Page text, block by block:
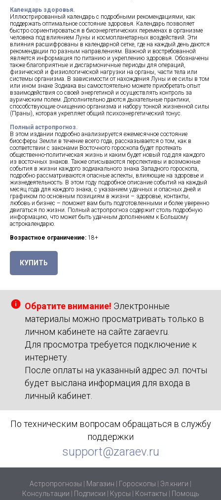
Календарь здоровья.
Иллюстрированный календарь с подробными рекомендациями, как
поддержать оптимальное состояние здоровья. Календарь позволяет
быстро сориентироваться в биоэнергетических переменах в организме
человека под влиянием Луны и космопланетарных воздействий. Эти
влияния расшифрованы в календарной сетке, где на каждый день даются
рекомендации по разным направлениям. Важной и востребованной
является информация по питанию и укреплению здоровья. Обозначены
также благоприятные и дисгармоничные периоды для операций,
физической и физиологической нагрузки на органы, части тела или
системы организма. В зависимости от нахождения Луны и ее силы в том
или ином знаке Зодиака вы самостоятельно можете приобретать опыт
взаимодействия со своей энергетикой и осуществлять контроль за
аурическим полем. Дополнительно даются дыхательные практики,
способствующие очищению организма и набору тонкой жизненной силы
(Праны), которая укрепляет общий психоэнергетический тонус.
Полный астропрогноз.
В этом издании подробно анализируется ежемесячное состояние
биосферы Земли в течение всего года, рассказывается о том, как в
соответствии с законами Восточного гороскопа будет протекать
общественно-политическая жизнь и каким будет новый год для каждого
из восточных знаков. Также описываются перспективы и возможные
события в жизни каждого зодиакального знака Западного гороскопа,
подробно рассматриваются опасные аспекты, влияющие на здоровье и
жизнедеятельность. В этом году подробное описание событий на каждый
месяц года для каждого знака, с указанием удачных и опасных дней и
графиком по основным позициям в жизни – здоровье, контакты,
любовь и бизнес – поможет вам быть подготовленными и более уверенно
двигаться по жизни. Полный астропрогноз содержит столь подробную
информацию, что может быть удачным дополнением к Большому
астрокалендарю.
Возрастное ограничение: 18+
КУПИТЬ
Обратите внимание! Электронные
материалы можно просматривать только в
личном кабинете на сайте zaraev.ru.
Для просмотра требуется подключение к
интернету.
После оплаты на указанный адрес эл. почты
будет выслана информация для входа в
личный кабинет.
По техническим вопросам обращаться в службу
поддержки
support@zaraev.ru
Астропрогнозы Магазин Гороскопы Эл.книги
Консультации
Подписки Курсы Контакты Помощь